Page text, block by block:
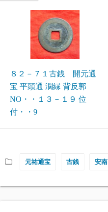
８２－７１古銭 開元通
宝 平頭通 濶縁 背反郭
NO・・１３－１９ 位
付・・9
元祐通宝 古銭 安南